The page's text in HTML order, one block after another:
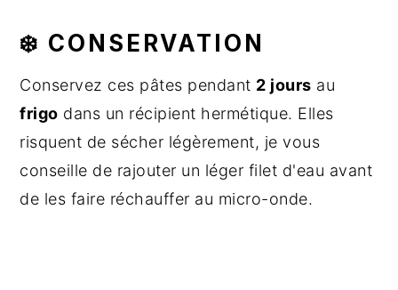
❄️ CONSERVATION
Conservez ces pâtes pendant 2 jours au
frigo dans un récipient hermétique. Elles
risquent de sécher légèrement, je vous
conseille de rajouter un léger filet d'eau avant
de les faire réchauffer au micro-onde.